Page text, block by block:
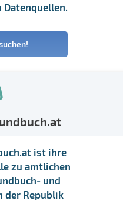
ist ihre
zu amtlichen
und
der Republik